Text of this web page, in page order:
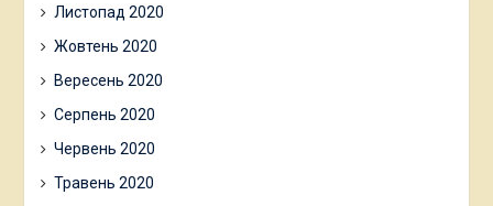
Листопад 2020
Жовтень 2020
Вересень 2020
Серпень 2020
Червень 2020
Травень 2020